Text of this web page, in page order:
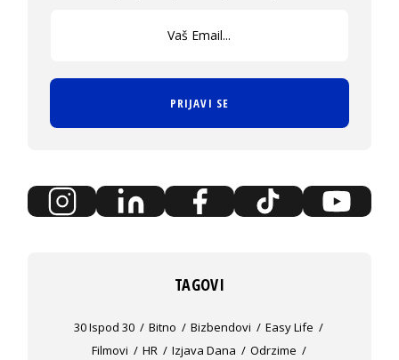
PRIJAVI SE
TAGOVI
30 Ispod 30 Bitno Bizbendovi
Easy Life
Filmovi
HR Izjava Dana
Odrzime